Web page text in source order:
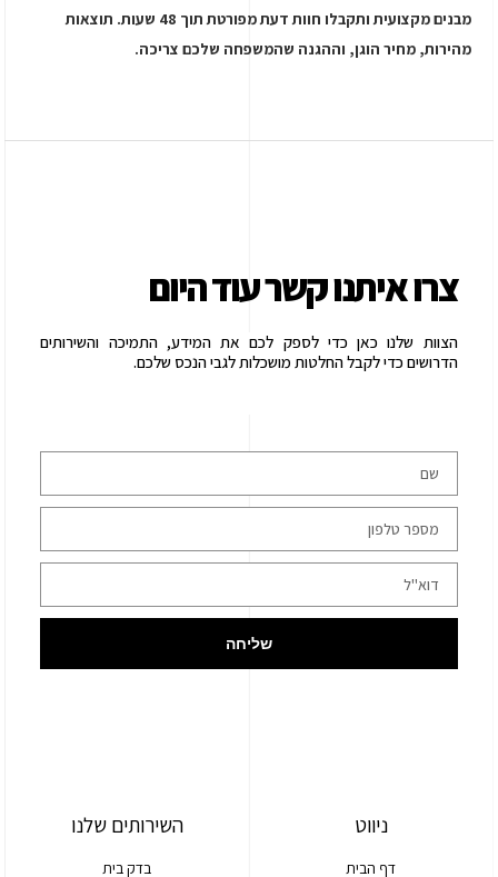
מבנים מקצועית ותקבלו חוות דעת מפורטת תוך 48 שעות. תוצאות
מהירות, מחיר הוגן, וההגנה שהמשפחה שלכם צריכה.
צרו איתנו קשר עוד היום
הצוות שלנו כאן כדי לספק לכם את המידע, התמיכה והשירותים
הדרושים כדי לקבל החלטות מושכלות לגבי הנכס שלכם.
שליחה
ניווט
דף הבית
השירותים שלנו
בדק בית